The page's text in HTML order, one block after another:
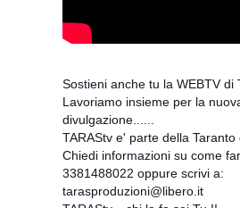
Sostieni anche tu la WEBTV di
Lavoriamo insieme per la
divulgazione......
TARAStv e' parte della Taranto
Chiedi informazioni su come
3381488022 oppure scrivi a:
tarasproduzioni@libero.it